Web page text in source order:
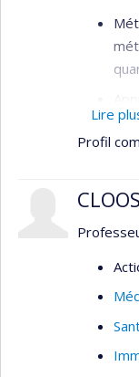
de
Lire
Profil